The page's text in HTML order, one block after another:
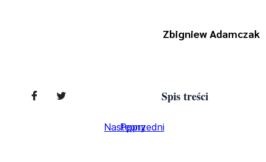
Zbigniew Adamczak
Spis treści
Poprzedni
Następny